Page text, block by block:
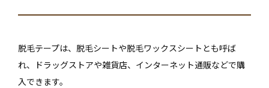
脱毛テープは、脱毛シートや脱毛ワックスシートとも呼ば
れ、ドラッグストアや雑貨店、インターネット通販などで購
入できます。